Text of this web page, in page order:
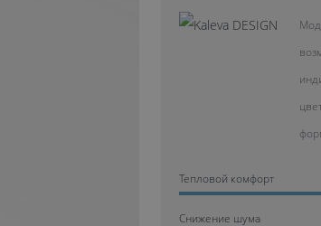
Тепловой комфорт
Cнижение шума